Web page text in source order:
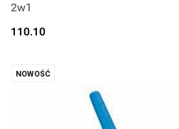
2w1
110.10
NOWOŚĆ